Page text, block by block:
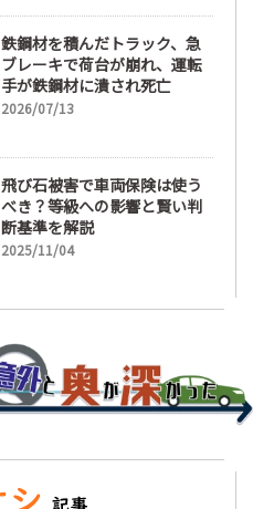
鉄鋼材を積んだトラック、急
ブレーキで荷台が崩れ、運転
手が鉄鋼材に潰され死亡
2026/07/13
飛び石被害で車両保険は使う
べき？等級への影響と賢い判
断基準を解説
2025/11/04